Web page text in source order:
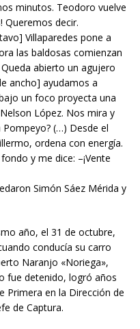
minutos. Teodoro vuelve
Queremos decir.
Villaparedes pone a
las baldosas comienzan
abierto un agujero
ancho] ayudamos a
un foco proyecta una
López. Nos mira y
(…) Desde el
ordena con energía.
y me dice: –¡Vente
Simón Sáez Mérida y
año, el 31 de octubre,
conducía su carro
Naranjo «Noriega»,
fue detenido, logró años
Primera en la Dirección de
de Captura.